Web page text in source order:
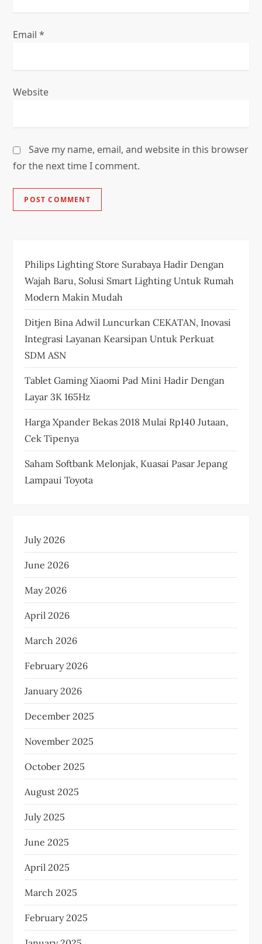
Email*
Website
Save my name, email, and website in this browser
for the next time I comment.
Philips Lighting Store Surabaya Hadir Dengan
Wajah Baru, Solusi Smart Lighting Untuk Rumah
Modern Makin Mudah
Ditjen Bina Adwil Luncurkan CEKATAN, Inovasi
Integrasi Layanan Kearsipan Untuk Perkuat
SDM ASN
Tablet Gaming Xiaomi Pad Mini Hadir Dengan
Layar 3K 165Hz
Harga Xpander Bekas 2018 Mulai Rp140 Jutaan,
Cek Tipenya
Saham Softbank Melonjak, Kuasai Pasar Jepang
Lampaui Toyota
July 2026
June 2026
May 2026
April 2026
March 2026
February 2026
January 2026
December 2025
November 2025
October 2025
August 2025
July 2025
June 2025
April 2025
March 2025
February 2025